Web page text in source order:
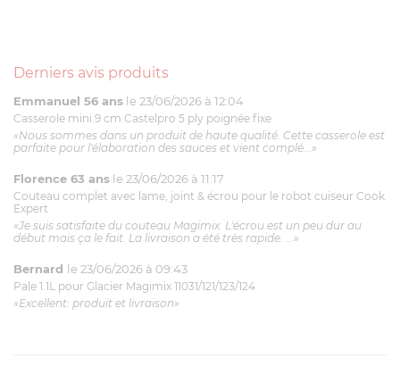
Derniers avis produits
Emmanuel 56 ans le 23/06/2026 à 12:04
Casserole mini 9 cm Castelpro 5 ply poignée fixe
«Nous sommes dans un produit de haute qualité. Cette casserole est
parfaite pour l'élaboration des sauces et vient complé...»
Florence 63 ans le 23/06/2026 à 11:17
Couteau complet avec lame, joint & écrou pour le robot cuiseur Cook
Expert
«Je suis satisfaite du couteau Magimix. L'écrou est un peu dur au
début mais ça le fait. La livraison a été très rapide. ...»
Bernard le 23/06/2026 à 09:43
Pale 1.1L pour Glacier Magimix 11031/121/123/124
«Excellent: produit et livraison»